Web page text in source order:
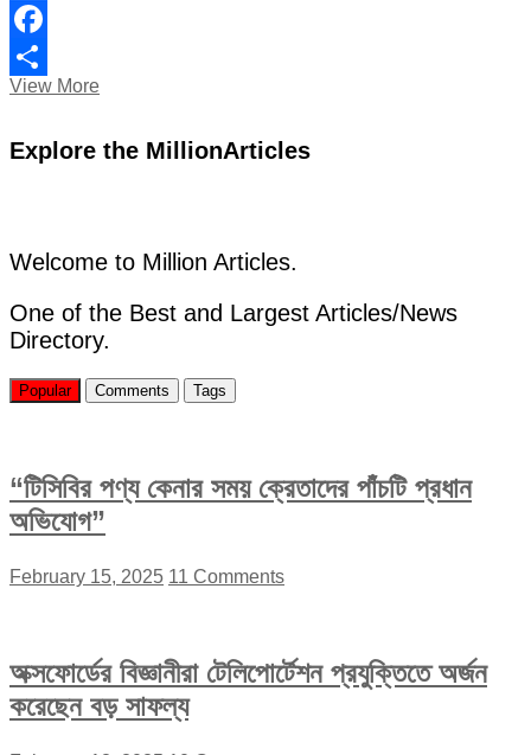
Facebook
Share
View More“কাউকে
সুযোগ
সতর্কতার
মতো
নিতে
হবে:
উপদেষ্টা”
Explore the MillionArticles
Welcome to Million Articles.
One of the Best and Largest Articles/News
Directory.
Popular Comments Tags
“টিসিবির পণ্য কেনার সময় ক্রেতাদের পাঁচটি প্রধান
অভিযোগ”
February 15, 2025 11 Comments
অক্সফোর্ডের বিজ্ঞানীরা টেলিপোর্টেশন প্রযুক্তিতে অর্জন
করেছেন বড় সাফল্য